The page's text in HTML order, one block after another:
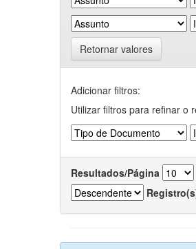
Retornar valores
Adicionar filtros:
Utilizar filtros para refinar o
Resultados/Página